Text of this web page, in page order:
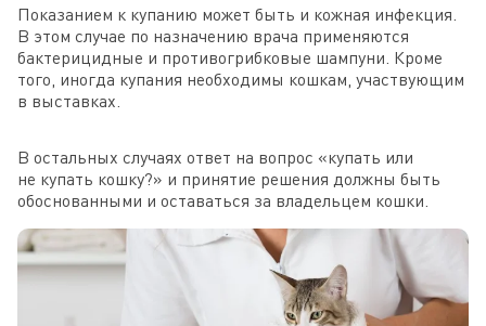
Показанием к купанию может быть и кожная инфекция.
В этом случае по назначению врача применяются
бактерицидные и противогрибковые шампуни. Кроме
того, иногда купания необходимы кошкам, участвующим
в выставках.
В остальных случаях ответ на вопрос «купать или
не купать кошку?» и принятие решения должны быть
обоснованными и оставаться за владельцем кошки.